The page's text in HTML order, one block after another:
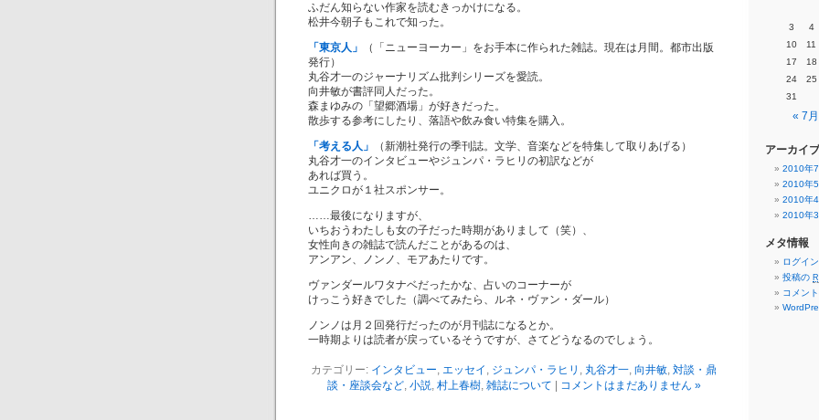
ふだん知らない作家を読むきっかけになる。
松井今朝子もこれで知った。
「東京人」
（「ニューヨーカー」をお手本に作られた雑誌。現在は月間。都市出版
発行）
丸谷才一のジャーナリズム批判シリーズを愛読。
向井敏が書評同人だった。
森まゆみの「望郷酒場」が好きだった。
散歩する参考にしたり、落語や飲み食い特集を購入。
「考える人」
（新潮社発行の季刊誌。文学、音楽などを特集して取りあげる）
丸谷才一のインタビューやジュンパ・ラヒリの初訳などが
あれば買う。
ユニクロが１社スポンサー。
……最後になりますが、
いちおうわたしも女の子だった時期がありまして（笑）、
女性向きの雑誌で読んだことがあるのは、
アンアン、ノンノ、モアあたりです。
ヴァンダールワタナベだったかな、占いのコーナーが
けっこう好きでした（調べてみたら、ルネ・ヴァン・ダール）
ノンノは月２回発行だったのが月刊誌になるとか。
一時期よりは読者が戻っているそうですが、さてどうなるのでしょう。
カテゴリー: インタビュー, エッセイ , ジュンパ・ラヒリ , 丸谷才一, 向井敏, 対談・鼎
談・座談会など, 小説, 村上春樹, 雑誌について コメントはまだありません »
« 7月
3
4
10
11
17
18
24
25
31
アーカイブ
2010年7
2010年5
2010年4
2010年3
メタ情報
ログイン
投稿の
コメン